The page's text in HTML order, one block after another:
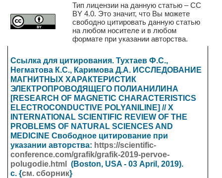
Тип лицензии на данную статью – CC
BY 4.0. Это значит, что Вы можете
свободно цитировать данную статью
на любом носителе и в любом
формате при указании авторства.
Ссылка для цитирования. Тухтаев Ф.С.,
Негматова К.С., Каримова Д.А. ИССЛЕДОВАНИЕ
МАГНИТНЫХ ХАРАКТЕРИСТИК
ЭЛЕКТРОПРОВОДЯЩЕГО ПОЛИАНИЛИНА
[RESEARCH OF MAGNETIC CHARACTERISTICS
ELECTROCONDUCTIVE POLYANILINE] // X
INTERNATIONAL SCIENTIFIC REVIEW OF THE
PROBLEMS OF NATURAL SCIENCES AND
MEDICINE Свободное цитирование при
указании авторства: https://scientific-
conference.com/grafik/grafik-2019-pervoe-
polugodie.html
(Boston, USA - 03 April , 2019).
с. {см. сборник}